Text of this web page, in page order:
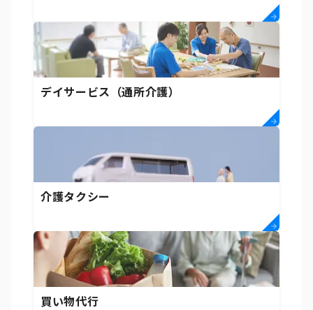
デイサービス（通所介護）
介護タクシー
買い物代行